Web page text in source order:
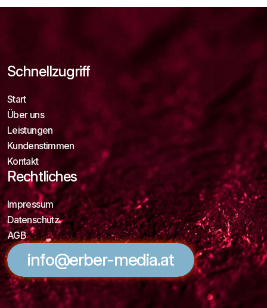
Schnellzugriff
Start
Über uns
Leistungen
Kundenstimmen
Kontakt
Rechtliches
Impressum
Datenschutz
AGB
info@erber-media.at